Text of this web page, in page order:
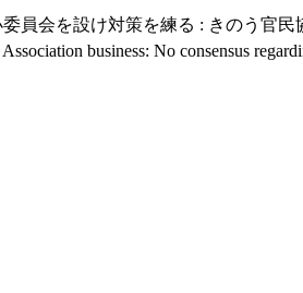
員会を設け対策を練る : きのう官民
business: No consensus